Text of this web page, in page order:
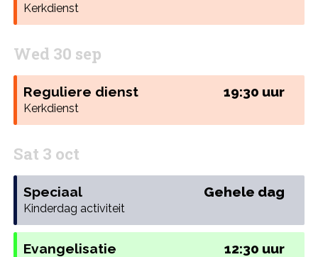
Kerkdienst
Wed 30 sep
Reguliere dienst 19:30 uur
Kerkdienst
Sat 3 oct
Speciaal Gehele dag
Kinderdag activiteit
Evangelisatie 12:30 uur